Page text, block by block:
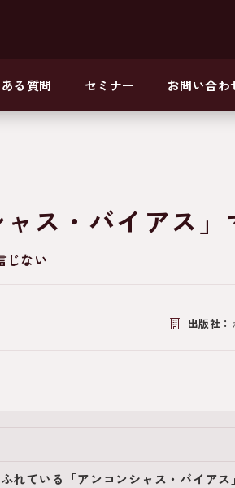
る質問 セミナー お問い合わ
ャス・バイアス
じない
出版社：
れている「アンコンシャス・バイアス